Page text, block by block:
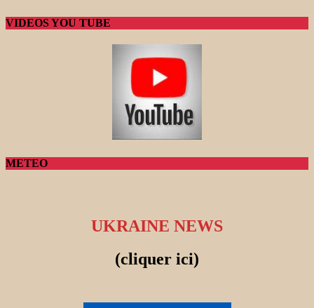
VIDEOS YOU TUBE
METEO
UKRAINE NEWS
(cliquer ici)